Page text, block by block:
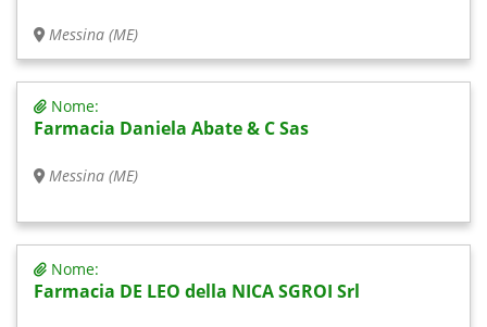
Messina (ME)
Nome:
Farmacia Daniela Abate & C Sas
Messina (ME)
Nome:
Farmacia DE LEO della NICA SGROI Srl